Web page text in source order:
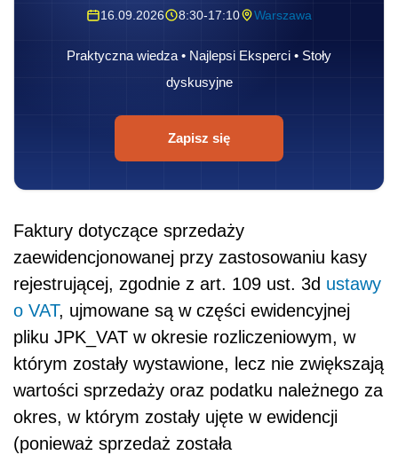
16.09.2026 8:30-17:10 Warszawa
Praktyczna wiedza • Najlepsi Eksperci • Stoły
dyskusyjne
Zapisz się
Faktury dotyczące sprzedaży
zaewidencjonowanej przy zastosowaniu kasy
rejestrującej, zgodnie z art. 109 ust. 3d ustawy
o VAT, ujmowane są w części ewidencyjnej
pliku JPK_VAT w okresie rozliczeniowym, w
którym zostały wystawione, lecz nie zwiększają
wartości sprzedaży oraz podatku należnego za
okres, w którym zostały ujęte w ewidencji
(ponieważ sprzedaż została